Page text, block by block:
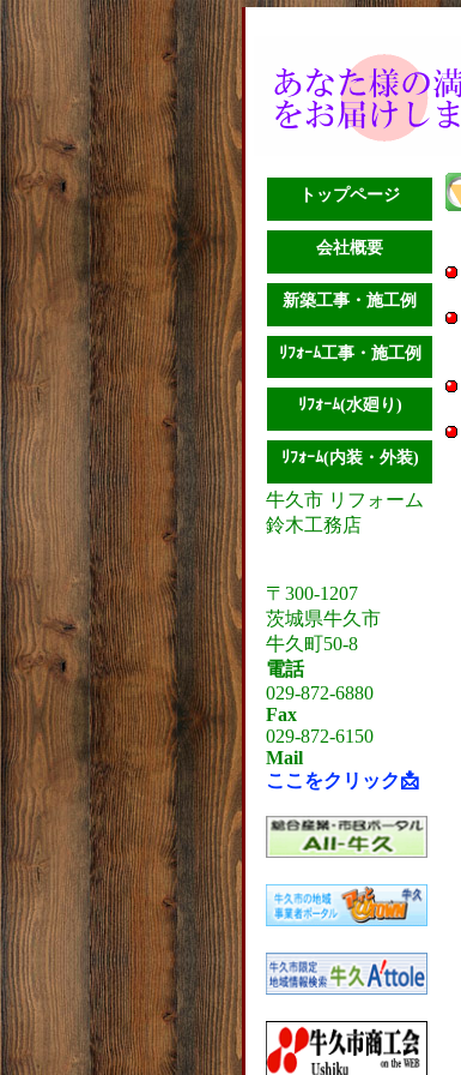
トップページ
会社概要
新築工事・施工例
ﾘﾌｫｰﾑ工事・施工例
ﾘﾌｫｰﾑ(水廻り)
ﾘﾌｫｰﾑ(内装・外装)
牛久市 リフォーム
鈴木工務店
〒300-1207
茨城県牛久市
牛久町50-8
電話
029-872-6880
Fax
029-872-6150
Mail
ここをクリック📩